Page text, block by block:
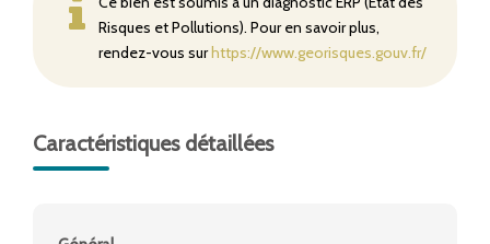
Risques et Pollutions). Pour en savoir plus,
rendez-vous surhttps://www.georisques.gouv.fr/
Caractéristiques détaillées